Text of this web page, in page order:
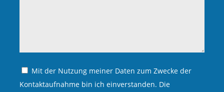
Mit der Nutzung meiner Daten zum Zwecke der
Kontaktaufnahme bin ich einverstanden. Die